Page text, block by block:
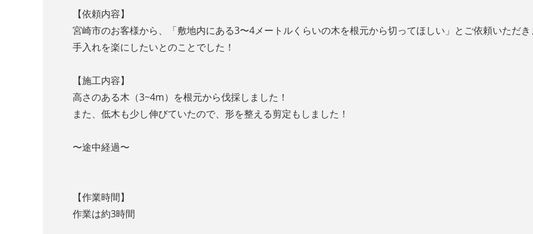
【依頼内容】
宮崎市のお客様から、「敷地内にある3〜4メートルくらいの木を根元から切ってほしい」とご依頼いただ
手入れを楽にしたいとのことでした！
【施工内容】
高さのある木（3~4m）を根元から伐採しました！
また、低木も少し伸びていたので、形を整える剪定もしました！
〜途中経過〜
【作業時間】
作業は約3時間